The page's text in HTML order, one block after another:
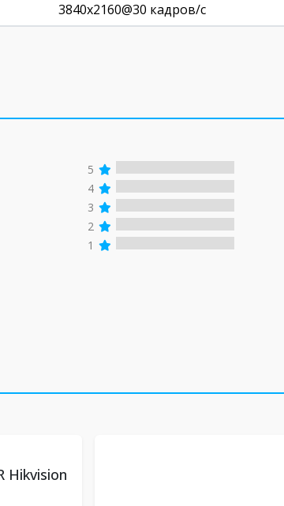
3840x2160@30 кадров/с
5
4
3
2
1
Hikvision